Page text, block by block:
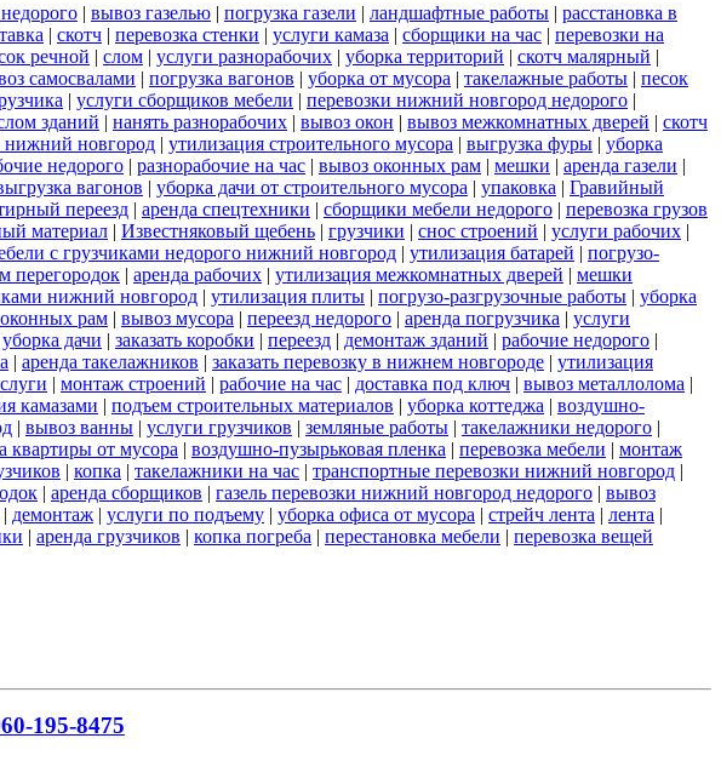
| вывоз газелью | погрузка газели | ландшафтные работы | расстановка в
| скотч | перевозка стенки | услуги камаза | сборщики на час | перевозки на
речной | слом | услуги разнорабочих | уборка территорий | скотч малярный |
самосвалами | погрузка вагонов | уборка от мусора | такелажные работы | песок
| услуги сборщиков мебели | перевозки нижний новгород недорого |
зданий | нанять разнорабочих | вывоз окон | вывоз межкомнатных дверей | скотч
нижний новгород | утилизация строительного мусора | выгрузка фуры | уборка
недорого | разнорабочие на час | вывоз оконных рам | мешки | аренда газели |
вагонов | уборка дачи от строительного мусора | упаковка | Гравийный
переезд | аренда спецтехники | сборщики мебели недорого | перевозка грузов
материал | Известняковый щебень | грузчики | снос строений | услуги рабочих |
с грузчиками недорого нижний новгород | утилизация батарей | погрузо-
перегородок | аренда рабочих | утилизация межкомнатных дверей | мешки
нижний новгород | утилизация плиты | погрузо-разгрузочные работы | уборка
рам | вывоз мусора | переезд недорого | аренда погрузчика | услуги
уборка дачи | заказать коробки | переезд | демонтаж зданий | рабочие недорого |
| аренда такелажников | заказать перевозку в нижнем новгороде | утилизация
| монтаж строений | рабочие на час | доставка под ключ | вывоз металлолома |
камазами | подъем строительных материалов | уборка коттеджа | воздушно-
| вывоз ванны | услуги грузчиков | земляные работы | такелажники недорого |
квартиры от мусора | воздушно-пузырьковая пленка | перевозка мебели | монтаж
| копка | такелажники на час | транспортные перевозки нижний новгород |
| аренда сборщиков | газель перевозки нижний новгород недорого | вывоз
| демонтаж | услуги по подъему | уборка офиса от мусора | стрейч лента | лента |
| аренда грузчиков | копка погреба | перестановка мебели | перевозка вещей
195-8475